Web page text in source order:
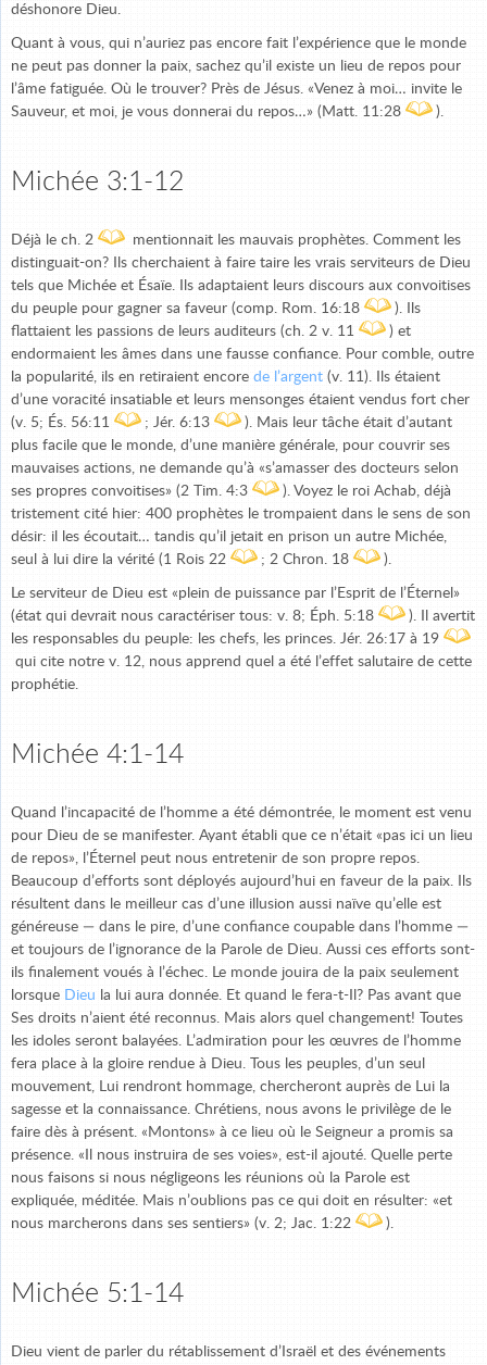
déshonore Dieu.
Quant à vous, qui n’auriez pas encore fait l’expérience que le monde
ne peut pas donner la paix, sachez qu’il existe un lieu de repos pour
l’âme fatiguée. Où le trouver? Près de Jésus. «Venez à moi… invite le
Sauveur, et moi, je vous donnerai du repos…» (Matt. 11:28
).
Michée 3:1-12
Déjà le ch. 2
mentionnait les mauvais prophètes. Comment les
distinguait-on? Ils cherchaient à faire taire les vrais serviteurs de Dieu
tels que Michée et Ésaïe. Ils adaptaient leurs discours aux convoitises
du peuple pour gagner sa faveur (comp. Rom. 16:18
). Ils
flattaient les passions de leurs auditeurs (ch. 2 v. 11
) et
endormaient les âmes dans une fausse confiance. Pour comble, outre
la popularité, ils en retiraient encore de l’argent (v. 11). Ils étaient
d’une voracité insatiable et leurs mensonges étaient vendus fort cher
(v. 5; És. 56:11
; Jér. 6:13
). Mais leur tâche était d’autant
plus facile que le monde, d’une manière générale, pour couvrir ses
mauvaises actions, ne demande qu’à «s’amasser des docteurs selon
ses propres convoitises» (2 Tim. 4:3
). Voyez le roi Achab, déjà
tristement cité hier: 400 prophètes le trompaient dans le sens de son
désir: il les écoutait… tandis qu’il jetait en prison un autre Michée,
seul à lui dire la vérité (1 Rois 22
; 2 Chron. 18 ).
Le serviteur de Dieu est «plein de puissance par l’Esprit de l’Éternel»
(état qui devrait nous caractériser tous: v. 8; Éph. 5:18
). Il avertit
les responsables du peuple: les chefs, les princes. Jér. 26:17 à 19
qui cite notre v. 12, nous apprend quel a été l’effet salutaire de cette
prophétie.
Michée 4:1-14
Quand l’incapacité de l’homme a été démontrée, le moment est venu
pour Dieu de se manifester. Ayant établi que ce n’était «pas ici un lieu
de repos», l’Éternel peut nous entretenir de son propre repos.
Beaucoup d’efforts sont déployés aujourd’hui en faveur de la paix. Ils
résultent dans le meilleur cas d’une illusion aussi naïve qu’elle est
généreuse — dans le pire, d’une confiance coupable dans l’homme —
et toujours de l’ignorance de la Parole de Dieu. Aussi ces efforts sont-
ils finalement voués à l’échec. Le monde jouira de la paix seulement
lorsque Dieu la lui aura donnée. Et quand le fera-t-Il? Pas avant que
Ses droits n’aient été reconnus. Mais alors quel changement! Toutes
les idoles seront balayées. L’admiration pour les œuvres de l’homme
fera place à la gloire rendue à Dieu. Tous les peuples, d’un seul
mouvement, Lui rendront hommage, chercheront auprès de Lui la
sagesse et la connaissance. Chrétiens, nous avons le privilège de le
faire dès à présent. «Montons» à ce lieu où le Seigneur a promis sa
présence. «Il nous instruira de ses voies», est-il ajouté. Quelle perte
nous faisons si nous négligeons les réunions où la Parole est
expliquée, méditée. Mais n’oublions pas ce qui doit en résulter: «et
nous marcherons dans ses sentiers» (v. 2; Jac. 1:22
).
Michée 5:1-14
Dieu vient de parler du rétablissement d’Israël et des événements